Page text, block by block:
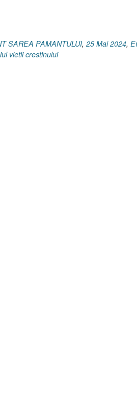
SAREA PAMANTULUI, 25 Mai 2024,
vietii crestinului